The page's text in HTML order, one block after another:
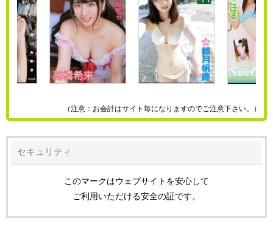
（注意：お会計はサイト毎になりますのでご注意下さい。）
セキュリティ
このマークはウェブサイトを安心して
ご利用いただける安全の証です。